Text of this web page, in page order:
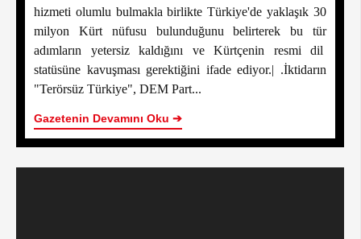
hizmeti olumlu bulmakla birlikte Türkiye'de yaklaşık 30
milyon Kürt nüfusu bulunduğunu belirterek bu tür
adımların yetersiz kaldığını ve Kürtçenin resmi dil
statüsüne kavuşması gerektiğini ifade ediyor.| .İktidarın
"Terörsüz Türkiye", DEM Part...
Gazetenin Devamını Oku ➔